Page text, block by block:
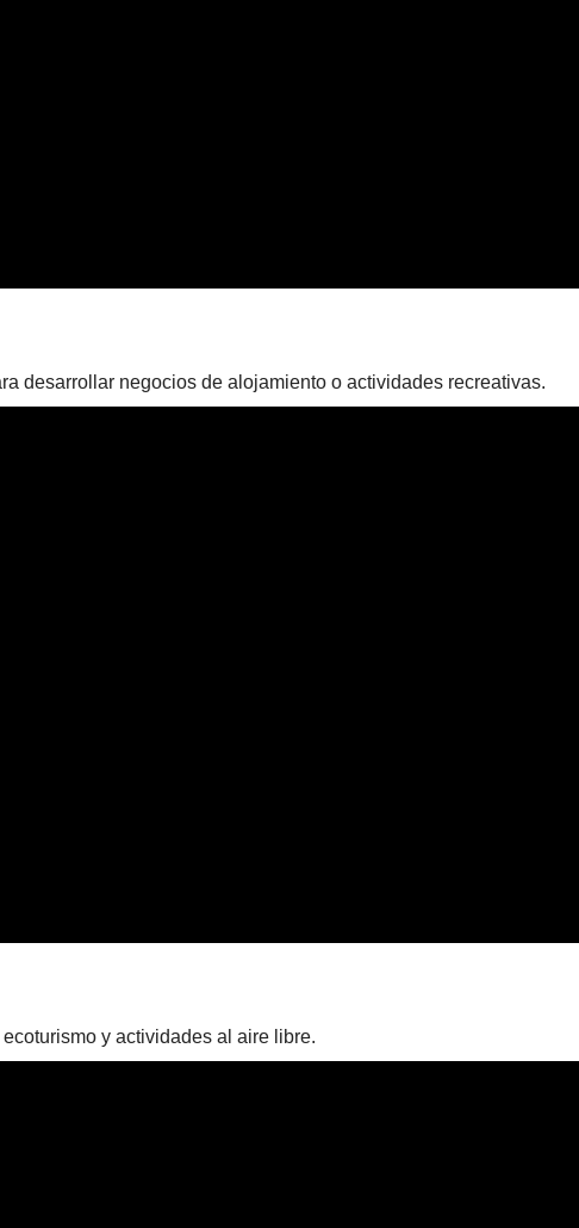
desarrollar negocios de alojamiento o actividades recreativas.
y actividades al aire libre.